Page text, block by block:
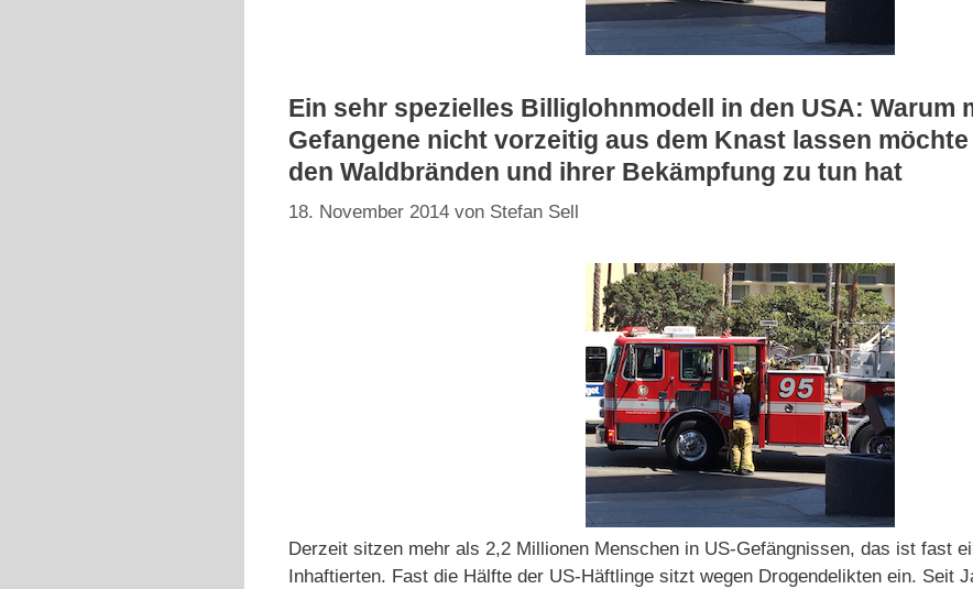
Ein sehr spezielles Billiglohnmodell in den USA: Warum
Gefangene nicht vorzeitig aus dem Knast lassen
den Waldbränden und ihrer Bekämpfung zu tun hat
18. November 2014 von Stefan Sell
Derzeit sitzen mehr als 2,2 Millionen Menschen in US-Gefängnissen, das ist fast
Inhaftierten. Fast die Hälfte der US-Häftlinge sitzt wegen Drogendelikten ein. Seit